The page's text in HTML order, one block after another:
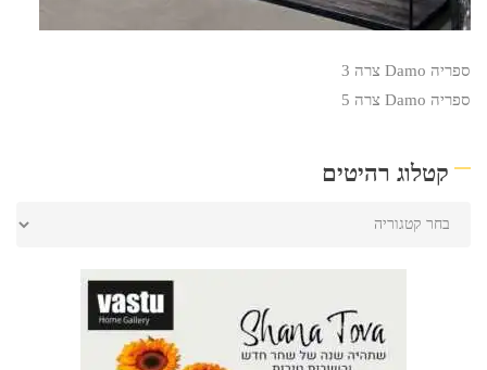
ספריה Damo צרה 3
ספריה Damo צרה 5
קטלוג רהיטים